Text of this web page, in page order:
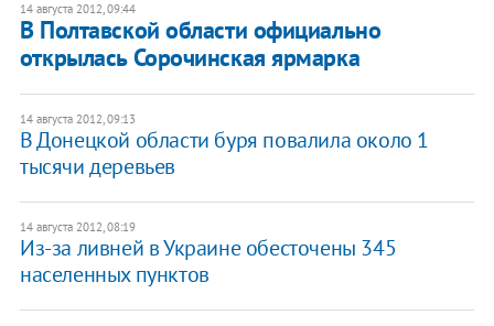
14 августа 2012, 09:44
В Полтавской области официально
открылась Сорочинская ярмарка
14 августа 2012, 09:13
В Донецкой области буря повалила около 1
тысячи деревьев
14 августа 2012, 08:19
Из-за ливней в Украине обесточены 345
населенных пунктов